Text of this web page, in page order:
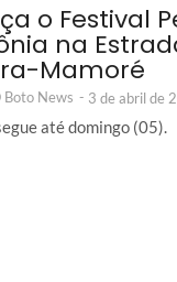
o Festival
na
Mamoré
Boto News - 3 de abril de
até domingo (05).